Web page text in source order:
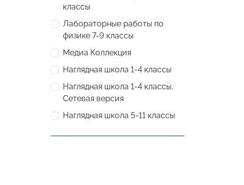
классы
Лабораторные работы по
физике 7-9 классы
Медиа Коллекция
Наглядная школа 1-4 классы
Наглядная школа 1-4 классы.
Сетевая версия
Наглядная школа 5-11 классы